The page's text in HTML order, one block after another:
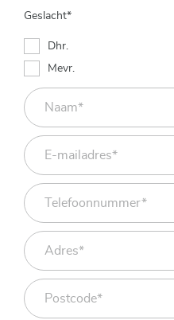
Geslacht*
Dhr.
Mevr.